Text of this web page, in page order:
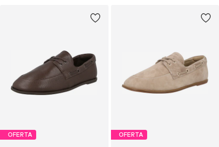
OFERTA OFERTA